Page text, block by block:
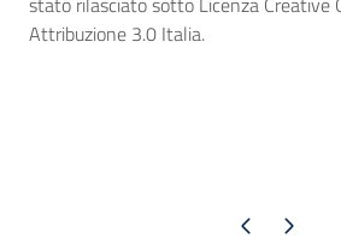
Attribuzione 3.0 Italia.
Pagina precedente
Pagina successiva